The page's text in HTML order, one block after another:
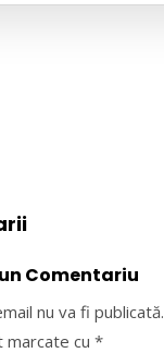
Comentariu
nu va fi publicată.
marcate cu *